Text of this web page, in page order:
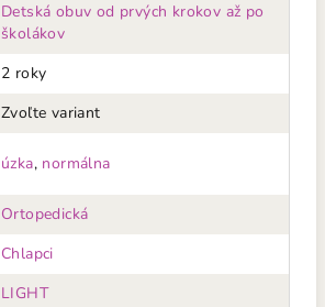
Detská obuv od prvých krokov až po
školákov
2 roky
Zvoľte variant
úzka, normálna
Ortopedická
Chlapci
LIGHT